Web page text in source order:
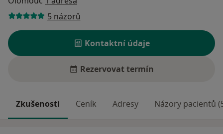
5 názorů
Kontaktní údaje
Rezervovat termín
Zkušenosti Ceník Adresy Názory pacientů